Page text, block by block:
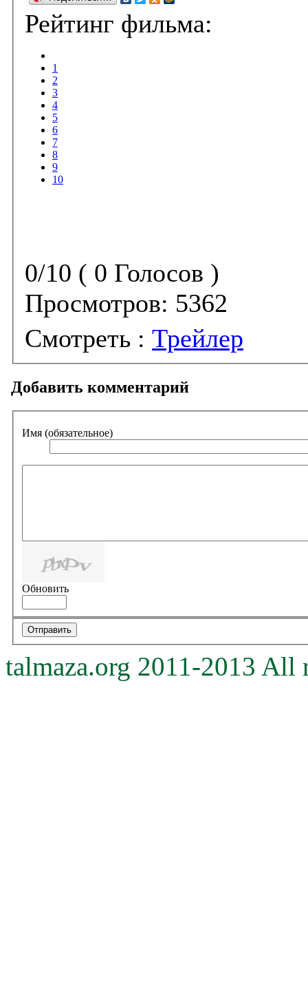
Рейтинг фильма:
1
2
3
4
5
6
7
8
9
10
0/10 ( 0 Голосов )
Просмотров: 5362
Смотреть : Трейлер
Добавить комментарий
Имя (обязательное)
Обновить
talmaza.org 2011-2013 All